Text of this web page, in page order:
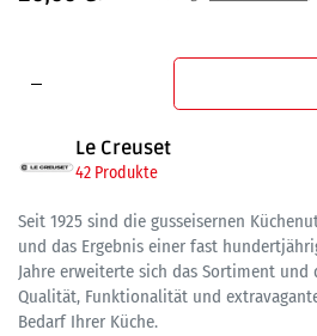
Le Creuset
42 Produkte
Seit 1925 sind die gusseisernen
und das Ergebnis einer fast
Jahre erweiterte sich das Sortiment
Qualität, Funktionalität und
Bedarf Ihrer Küche.